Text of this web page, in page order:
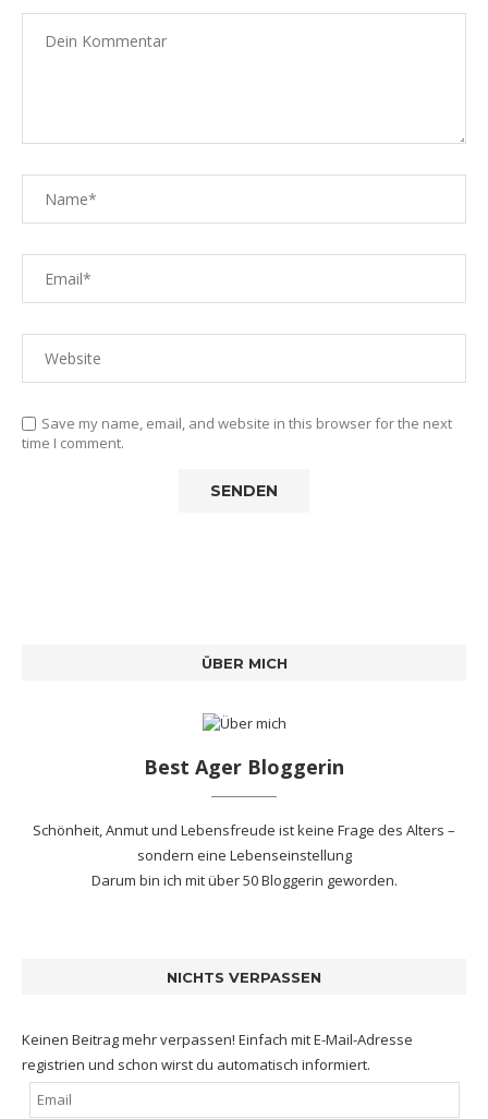
Save my name, email, and website in this browser for the next
time I comment.
ÜBER MICH
Best Ager Bloggerin
Schönheit, Anmut und Lebensfreude ist keine Frage des Alters –
sondern eine Lebenseinstellung
Darum bin ich mitüber 50 Bloggerin geworden.
NICHTS VERPASSEN
Keinen Beitrag mehr verpassen! Einfach mit E-Mail-Adresse
registrien und schon wirst du automatisch informiert.